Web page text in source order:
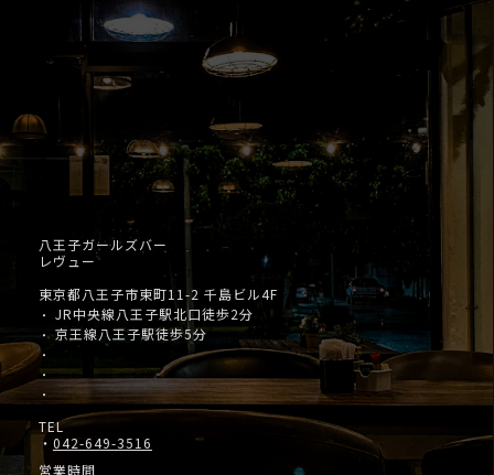
八王子ガールズバー
レヴュー
東京都八王子市東町11-2 千島ビル4F
・ JR中央線八王子駅北口徒歩2分
・京王線八王子駅徒歩5分
・
・
・
TEL
・ 042-649-3516
営業時間